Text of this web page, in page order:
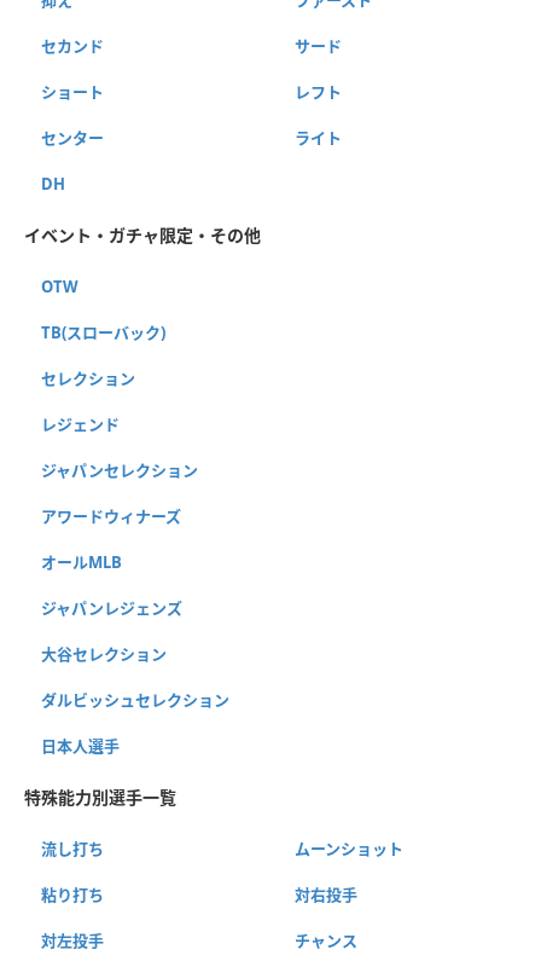
セカンド サード
ショート レフト
センター ライト
DH
イベント・ガチャ限定・その他
OTW
TB(スローバック)
セレクション
レジェンド
ジャパンセレクション
アワードウィナーズ
オールMLB
ジャパンレジェンズ
大谷セレクション
ダルビッシュセレクション
日本人選手
特殊能力別選手一覧
流し打ち ムーンショット
粘り打ち 対右投手
対左投手 チャンス